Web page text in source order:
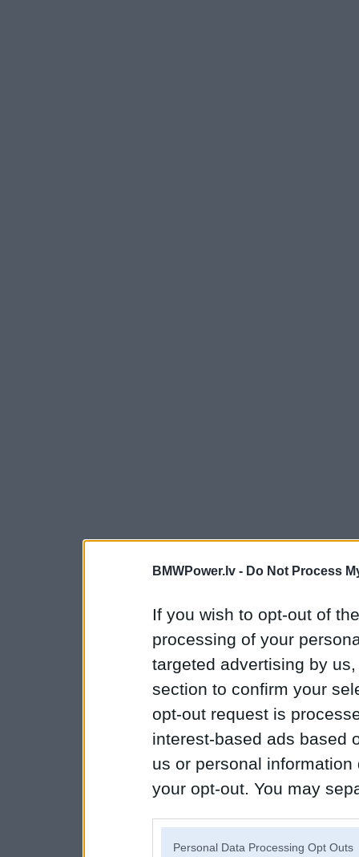
BMWPower.lv - Do Not Process
If you wish to opt-out of
processing of your
targeted advertising by
section to confirm your
opt-out request is
interest-based ads based
us or personal
your opt-out. You may
Personal Data Processing Opt Outs